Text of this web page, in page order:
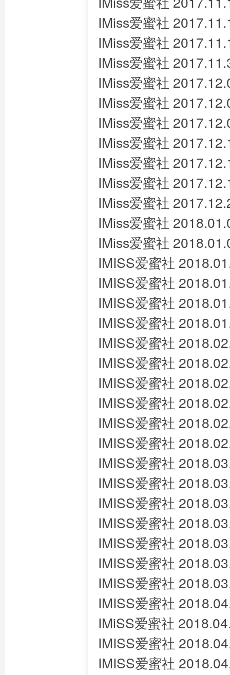
IMiss爱蜜社
IMiss爱蜜社
IMiss爱蜜社
IMiss爱蜜社
IMiss爱蜜社
IMiss爱蜜社
IMiss爱蜜社
IMiss爱蜜社
IMiss爱蜜社
IMiss爱蜜社
IMiss爱蜜社
IMiss爱蜜社
IMISS爱蜜社
IMISS爱蜜社
IMISS爱蜜社
IMISS爱蜜社
IMISS爱蜜社
IMISS爱蜜社
IMISS爱蜜社
IMISS爱蜜社
IMISS爱蜜社
IMISS爱蜜社
IMISS爱蜜社
IMISS爱蜜社
IMISS爱蜜社
IMISS爱蜜社
IMISS爱蜜社
IMISS爱蜜社
IMISS爱蜜社
IMISS爱蜜社
IMiSS爱蜜社
IMISS爱蜜社
IMISS爱蜜社